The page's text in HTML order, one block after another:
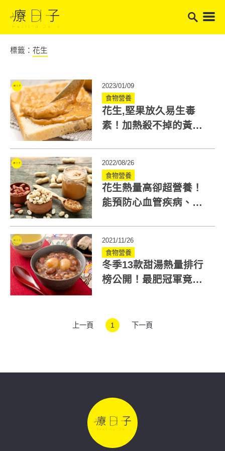
標籤： 花生
2023/01/09
食物營養
花生,堅果放久易生毒
素！加熱殺不掉的黃麴
2022/08/26
食物營養
花生熱量高卻超營養！
能預防心血管疾病、一
2021/11/26
食物營養
冬季13款甜湯熱量排行
榜公開！最肥冠軍竟是
上一頁 1 下一頁